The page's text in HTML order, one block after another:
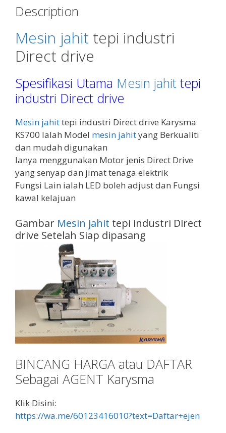
Description
Mesin jahit tepi industri
Direct drive
Spesifikasi Utama Mesin jahittepi
industri Direct drive
Mesin jahittepi industri Direct drive Karysma
KS700 Ialah Model mesin jahityang Berkualiti
dan mudah digunakan
Ianya menggunakan Motor jenis Direct Drive
yang senyap dan jimat tenaga elektrik
Fungsi Lain ialah LED boleh adjust dan Fungsi
kawal kelajuan
Gambar Mesin jahit tepi industri Direct
drive Setelah Siap dipasang
BINCANG HARGA atau DAFTAR
Sebagai AGENT Karysma
Klik Disini:
https://wa.me/60123416010?text=Daftar+ejen